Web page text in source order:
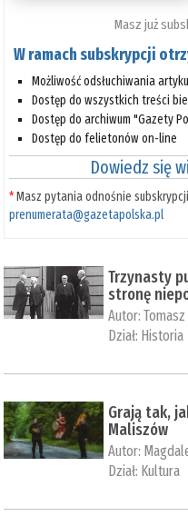
Masz już
W ramach subskrypcji
Możliwość odsłuchiwania
Dostęp do wszystkich treści
Dostęp do archiwum "Gazety
Dostęp do felietonów on-line
Dowiedz się
*Masz pytania odnośnie
prenumerata@gazetapolska.pl
Trzynasty
stronę
Autor:
Dział: Historia
Grają tak,
Maliszów
Autor:
Dział: Kultura